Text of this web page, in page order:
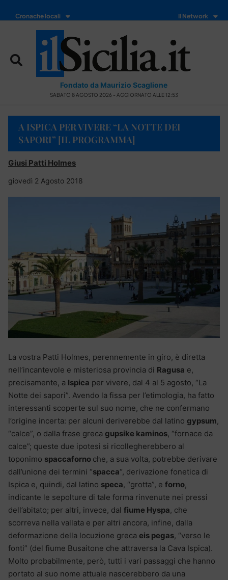
Cronache locali Il Network
Fondato da Maurizio Scaglione
SABATO 8 AGOSTO 2026 - AGGIORNATO ALLE 12:53
A ISPICA PER VIVERE “LA NOTTE DEI
SAPORI” [IL PROGRAMMA]
Giusi Patti Holmes
giovedì 2 Agosto 2018
La vostra Patti Holmes, perennemente in giro, è diretta
nell’incantevole e misteriosa provincia di Ragusa e,
precisamente, a Ispica per vivere, dal 4 al 5 agosto, “La
Notte dei sapori”. Avendo la fissa per l’etimologia, ha fatto
interessanti scoperte sul suo nome, che ne confermano
l’origine incerta: per alcuni deriverebbe dal latino gypsum,
“calce”, o dalla frase greca gupsike kaminos, “fornace da
calce”; queste due ipotesi si ricollegherebbero al
toponimo spaccaforno che, a sua volta, potrebbe derivare
dall’unione dei termini “spacca“, derivazione fonetica di
Ispica e, quindi, dal latino speca, “grotta”, e forno,
indicante le sepolture di tale forma rinvenute nei pressi
dell’abitato; per altri, invece, dal fiume Hyspa, che
scorreva nella vallata e per altri ancora, infine, dalla
deformazione della locuzione greca eis pegas, “verso le
fonti” (del fiume Busaitone che attraversa la Cava Ispica).
Molto probabilmente, però, tutti i vari passaggi che hanno
portato al suo nome attuale nascerebbero da una